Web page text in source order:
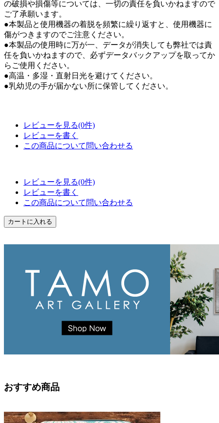
の破損や損傷等については、一切の責任を負いかねますので
ご了承願います。
●本製品と使用機器の着脱を頻繁に繰り返すと、使用機器に
傷がつきますのでご注意ください。
●本製品の使用時に万が一、データが消失しても弊社では責
任を負いかねますので、必ずデータバックアップを取ってか
らご使用ください。
●高温・多湿・直射日光を避けてください。
●乳幼児の手が届かない所に保管してください。
レビューを見る(0件)
レビューを書く
この商品について問い合わせる
レビューを見る(0件)
レビューを書く
この商品について問い合わせる
おすすめ商品